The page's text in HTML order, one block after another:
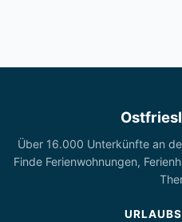
Über 16.000 Unterkünfte an
Finde Ferienwohnungen,